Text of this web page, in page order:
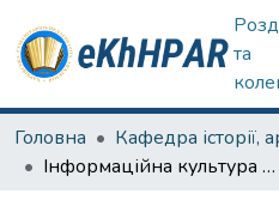
та
Головна
Інформаційна культура майбутнього вчителя історії як складова професійної культури